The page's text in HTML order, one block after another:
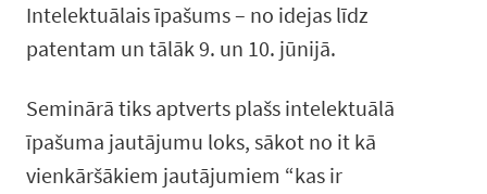
Intelektuālais īpašums – no idejas līdz
patentam un tālāk 9. un 10. jūnijā.
Seminārā tiks aptverts plašs intelektuālā
īpašuma jautājumu loks, sākot no it kā
vienkāršākiem jautājumiem “kas ir